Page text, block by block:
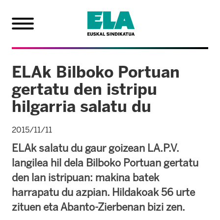
ELAk Bilboko Portuan
gertatu den istripu
hilgarria salatu du
2015/11/11
ELAk salatu du gaur goizean LA.P.V.
langilea hil dela Bilboko Portuan gertatu
den lan istripuan: makina batek
harrapatu du azpian. Hildakoak 56 urte
zituen eta Abanto-Zierbenan bizi zen.